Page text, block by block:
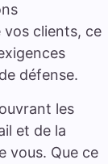
clients, ce
défense.
les
et de la
vous. Que ce